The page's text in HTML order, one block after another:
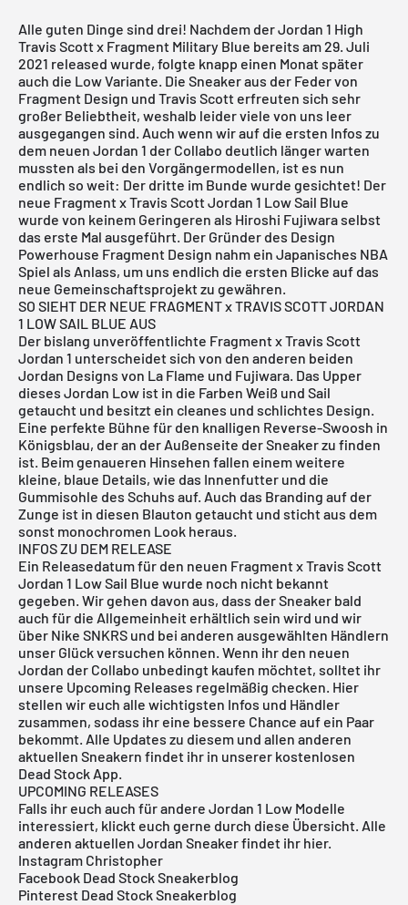
Alle guten Dinge sind drei! Nachdem derJordan 1 High
Travis Scott x Fragment Military Blue bereits am 29. Juli
2021 released wurde, folgte knapp einen Monat später
auch die Low Variante. Die Sneaker aus der Feder von
Fragment Design und Travis Scott erfreuten sich sehr
großer Beliebtheit, weshalb leider viele von uns leer
ausgegangen sind. Auch wenn wir auf die ersten Infos zu
dem neuen Jordan 1 der Collabo deutlich länger warten
mussten als bei den Vorgängermodellen, ist es nun
endlich so weit: Der dritte im Bunde wurde gesichtet! Der
neue Fragment x Travis Scott Jordan 1 Low Sail Blue
wurde von keinem Geringeren als Hiroshi Fujiwara selbst
das erste Mal ausgeführt. Der Gründer des Design
Powerhouse Fragment Design nahm ein Japanisches NBA
Spiel als Anlass, um uns endlich die ersten Blicke auf das
neue Gemeinschaftsprojekt zu gewähren.
SO SIEHT DER NEUE FRAGMENT x TRAVIS SCOTT JORDAN
1 LOW SAIL BLUE AUS
Der bislang unveröffentlichte Fragment x Travis Scott
Jordan 1 unterscheidet sich von den anderen beiden
Jordan Designs von La Flame und Fujiwara. Das Upper
dieses Jordan Low ist in die Farben Weiß und Sail
getaucht und besitzt ein cleanes und schlichtes Design.
Eine perfekte Bühne für den knalligen Reverse-Swoosh in
Königsblau, der an der Außenseite der Sneaker zu finden
ist. Beim genaueren Hinsehen fallen einem weitere
kleine, blaue Details, wie das Innenfutter und die
Gummisohle des Schuhs auf. Auch das Branding auf der
Zunge ist in diesen Blauton getaucht und sticht aus dem
sonst monochromen Look heraus.
INFOS ZU DEM RELEASE
Ein Releasedatum für den neuen Fragment x Travis Scott
Jordan 1 Low Sail Blue wurde noch nicht bekannt
gegeben. Wir gehen davon aus, dass der Sneaker bald
auch für die Allgemeinheit erhältlich sein wird und wir
über Nike SNKRS und bei anderen ausgewählten Händlern
unser Glück versuchen können. Wenn ihr den neuen
Jordan der Collabo unbedingt kaufen möchtet, solltet ihr
unsere Upcoming Releases regelmäßig checken. Hier
stellen wir euch alle wichtigsten Infos und Händler
zusammen, sodass ihr eine bessere Chance auf ein Paar
bekommt. Alle Updates zu diesem und allen anderen
aktuellen Sneakern findet ihr in unserer kostenlosen
Dead Stock App.
UPCOMING RELEASES
Falls ihr euch auch für andere Jordan 1 Low Modelle
interessiert, klickt euch gerne durch diese Übersicht. Alle
anderen aktuellen Jordan Sneakerfindet ihr hier.
Instagram Christopher
Facebook Dead Stock Sneakerblog
Pinterest Dead Stock Sneakerblog